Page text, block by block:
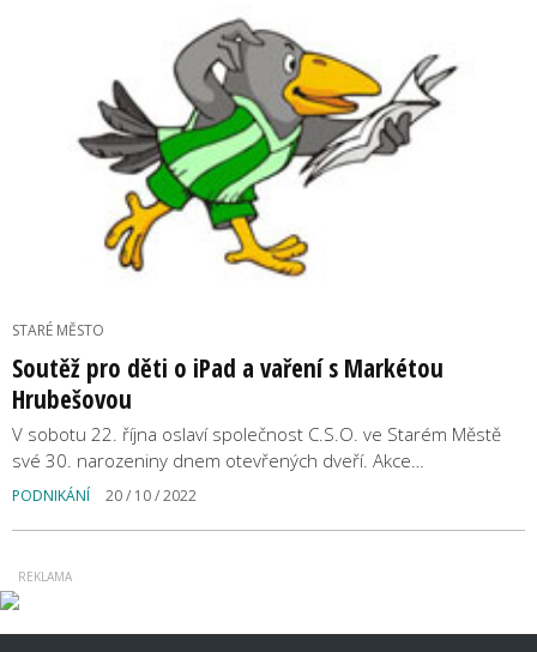
STARÉ MĚSTO
Soutěž pro děti o iPad a vaření s Markétou
Hrubešovou
V sobotu 22. října oslaví společnost C.S.O. ve Starém Městě
své 30. narozeniny dnem otevřených dveří. Akce…
PODNIKÁNÍ 20 / 10 / 2022